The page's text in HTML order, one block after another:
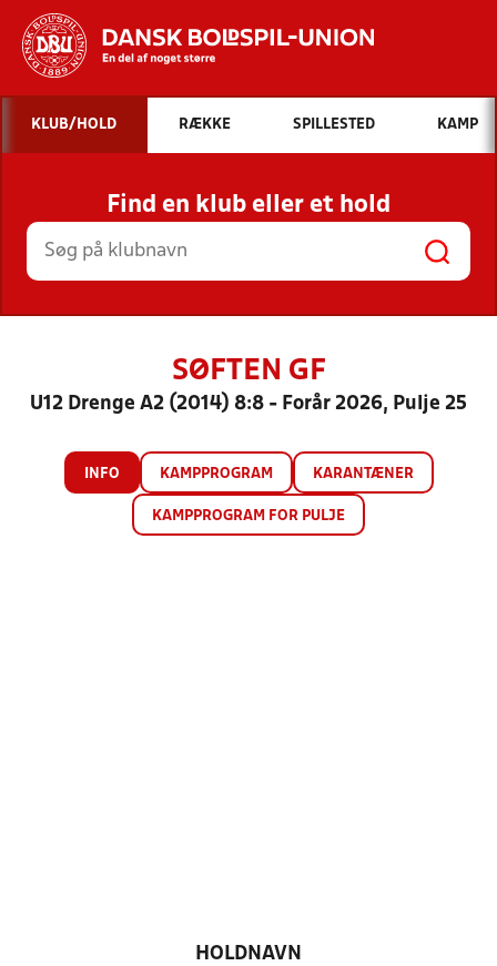
Hvad vil du søge efter?
INDHOLD OG NYHEDER
STILLINGER, RESULTATER, KLUBBER OG
HOLD
KLUB/HOLD RÆKKE SPILLESTED KAMP
Find en klub eller et hold
SØFTEN GF
U12 Drenge A2 (2014) 8:8 - Forår 2026, Pulje 25
INFO KAMPPROGRAM KARANTÆNER
KAMPPROGRAM FOR PULJE
HOLDNAVN